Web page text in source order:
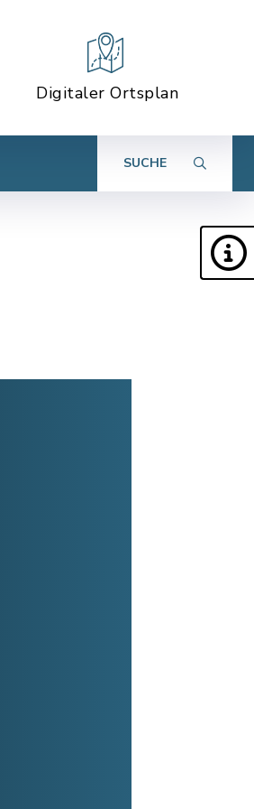
Digitaler Ortsplan
SUCHE